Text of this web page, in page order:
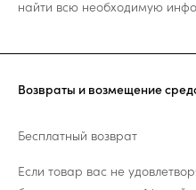
найти всю необходимую
Возвраты и возмещение
Бесплатный возврат
Если товар вас не